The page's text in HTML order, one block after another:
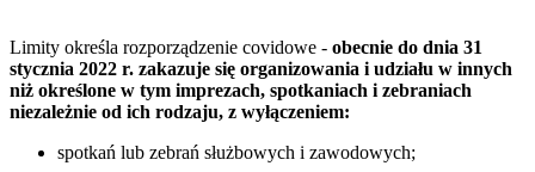
Limity określa rozporządzenie covidowe - obecnie do dnia 31
stycznia 2022 r. zakazuje się organizowania i udziału w innych
niż określone w tym imprezach, spotkaniach i zebraniach
niezależnie od ich rodzaju, z wyłączeniem:
spotkań lub zebrań służbowych i zawodowych;